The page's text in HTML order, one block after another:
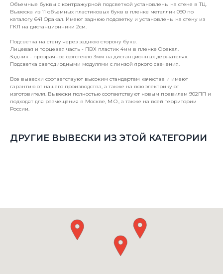
Объемные буквы с контражурной подсветкой установлены на стене в ТЦ.
Вывеска из 11 объемных пластиковых букв в пленке металлик 090 по
каталогу 641 Оракал. Имеют заднюю подсветку и установлены на стену из
ГКЛ на дистанционники 2см.
Подсветка на стену через заднюю сторону букв.
Лицевая и торцевая часть - ПВХ пластик 4мм в пленке Оракал.
Задник - прозрачное оргстекло 3мм на дистанционных держателях.
Подсветка светодиодными модулями с линзой яркого свечения.
Все вывески соответствуют высоким стандартам качества и имеют
гарантию от нашего производства, а также на всю электрику от
изготовителя. Вывески полностью соответствуют новым правилам 902ПП и
подходят для размещения в Москве, М.О., а также на всей территории
России.
ДРУГИЕ ВЫВЕСКИ ИЗ ЭТОЙ КАТЕГОРИИ